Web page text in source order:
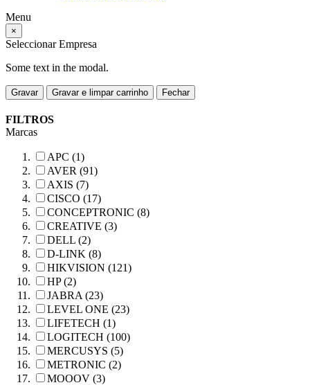
Menu
×
Seleccionar Empresa
Some text in the modal.
Gravar Gravar e limpar carrinho Fechar
FILTROS
Marcas
APC (1)
AVER (91)
AXIS (7)
CISCO (17)
CONCEPTRONIC (8)
CREATIVE (3)
DELL (2)
D-LINK (8)
HIKVISION (121)
HP (2)
JABRA (23)
LEVEL ONE (23)
LIFETECH (1)
LOGITECH (100)
MERCUSYS (5)
METRONIC (2)
MOOOV (3)